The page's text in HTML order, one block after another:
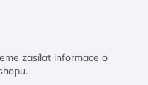
zasílat informace o